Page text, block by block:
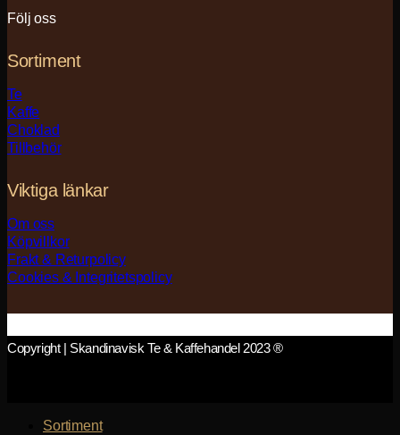
Följ oss
Sortiment
Te
Kaffe
Choklad
Tillbehör
Viktiga länkar
Om oss
Köpvillkor
Frakt & Returpolicy
Cookies & Integritetspolicy
Copyright | Skandinavisk Te & Kaffehandel 2023 ®
Sortiment